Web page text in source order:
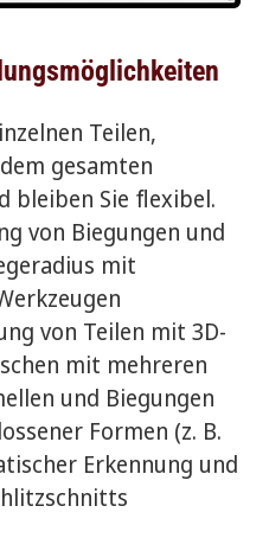
Teilen,
gesamten
bleiben Sie flexibel.
von Biegungen und
mit
von Teilen mit 3D-
mit mehreren
und Biegungen
Formen (z. B.
Erkennung und